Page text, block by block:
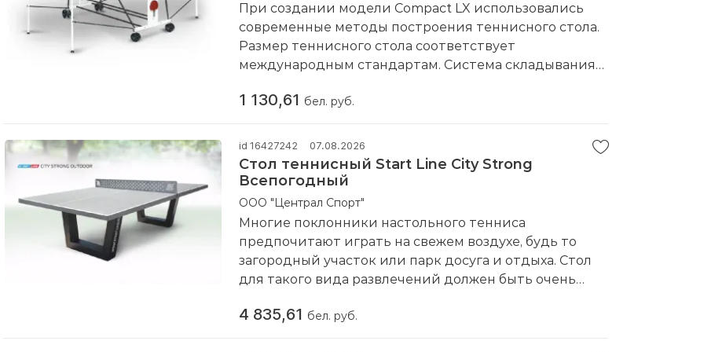
покрытием. Самоблокирующийся механизм
складывания.
При создании модели Compact LX использовались
современные методы построения теннисного стола.
Размер теннисного стола соответствует
международным стандартам. Система складывания
сдвоенным обрезиненным маневровым колесам
Услуги:Сертификаты официального дилера
Артикул:6042-3
Вес изделия кг:66
Импортер:
ООО "Централ Спорт" г. Минск 220012,
ул.Чернышевского 8 каб. 23
ООО "СТАРТ ЛАЙН". Россия, г.
Новосибирск, ул. Пролетарская, 261
Гарантия:
6 месяцев
Вид:
Для закрытых помещений
Колеса:Двойные 125мм
Любительский
1 130,61 бел. руб.
id 16427242 07.08.2026
Стол теннисный Start Line City Strong
Всепогодный
ООО "Централ Спорт"
Многие поклонники настольного тенниса
предпочитают играть на свежем воздухе, будь то
загородный участок или парк досуга и отдыха. Стол
для такого вида развлечений должен быть очень
Strong Outdoor выполнено с применением
4 835,61 бел. руб.